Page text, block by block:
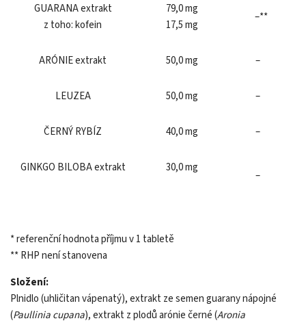
GUARANA extrakt
z toho: kofein
79,0 mg
17,5 mg
–**
ARÓNIE extrakt 50,0 mg –
LEUZEA 50,0 mg –
ČERNÝ RYBÍZ 40,0 mg –
GINKGO BILOBA extrakt 30,0 mg
–
* referenční hodnota příjmu v 1 tabletě
** RHP není stanovena
Složení:
Plnidlo (uhličitan vápenatý), extrakt ze semen guarany nápojné
(Paullinia cupana), extrakt z plodů arónie černé (Aronia